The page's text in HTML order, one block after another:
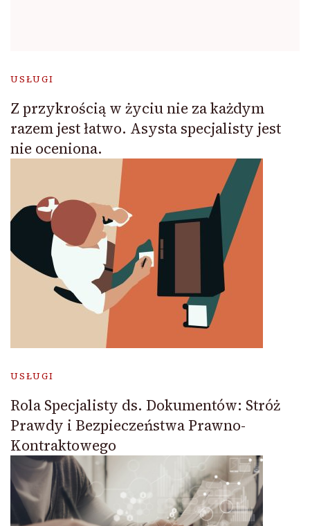
USŁUGI
Z przykrością w życiu nie za każdym
razem jest łatwo. Asysta specjalisty jest
nie oceniona.
USŁUGI
Rola Specjalisty ds. Dokumentów: Stróż
Prawdy i Bezpieczeństwa Prawno-
Kontraktowego